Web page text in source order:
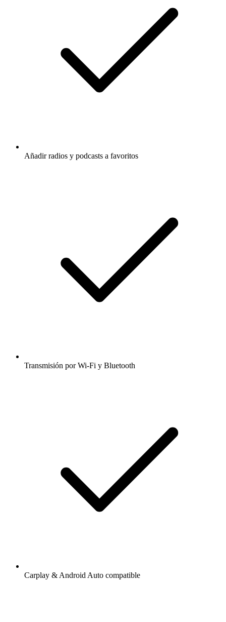
Añadir radios y podcasts a favoritos
Transmisión por Wi-Fi y Bluetooth
Carplay & Android Auto compatible